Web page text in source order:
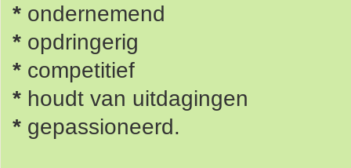
* ondernemend
* opdringerig
* competitief
* houdt van uitdagingen
* gepassioneerd.